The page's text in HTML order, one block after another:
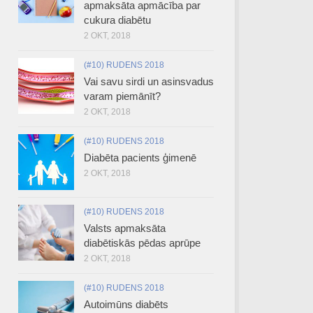
apmaksāta apmācība par
cukura diabētu
2 OKT, 2018
(#10) RUDENS 2018
Vai savu sirdi un asinsvadus
varam piemānīt?
2 OKT, 2018
(#10) RUDENS 2018
Diabēta pacients ģimenē
2 OKT, 2018
(#10) RUDENS 2018
Valsts apmaksāta
diabētiskās pēdas aprūpe
2 OKT, 2018
(#10) RUDENS 2018
Autoimūns diabēts